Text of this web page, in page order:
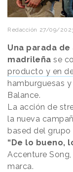
Redacción 27/09/2023
Una parada
madrileña se
producto y en
hamburguesas
Balance.
La acción de
la nueva
based del
“De lo bueno,
Accenture
marca.